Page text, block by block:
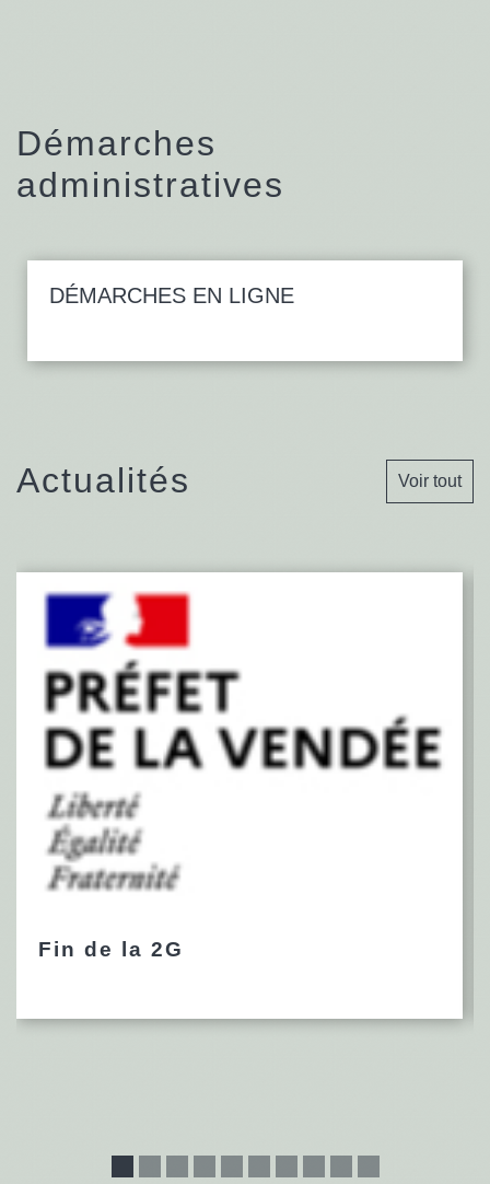
Démarches
administratives
DÉMARCHES EN LIGNE
Actualités Voir tout
Fin de la 2G